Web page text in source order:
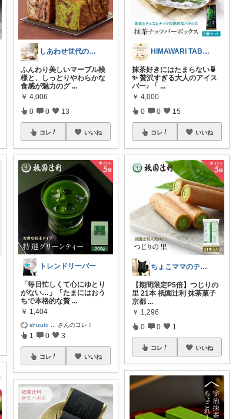
しあわせ世代のおすすめ便
ふんわり美しいマーブル模
様と、しっとりやわらかな
食感が魅力のグ ...
￥ 4,006
0 0 13
コレ いいね
トレンドリーバー
「毎日忙しくて心にゆとり
がない…」「たまにはおう
ちで本格的な贅 ...
￥ 1,404
shizuto さんのコレ！
1 0 3
コレ いいね
HIMAWARI TABLE🌼
抹茶好きにはたまらない🍵
✨ 贅沢すぎる大人のアイス
バー♪ 「 ...
￥ 4,000
0 0 15
コレ いいね
ちょこママのティールーム 訪問感謝！
【期間限定P5倍】つじりの
里 21本 祇園辻利 抹茶菓子
京都 ...
￥ 1,296
0 0 1
コレ いいね